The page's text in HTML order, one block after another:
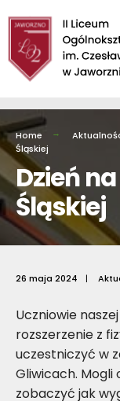
Przejdź
do
zawartości
Home
Śląskiej
Dzień
Śląskiej
26 maja 2024 |
Uczniowie
rozszerzenie z
uczestniczyć w
Gliwicach. Mogli
zobaczyć jak